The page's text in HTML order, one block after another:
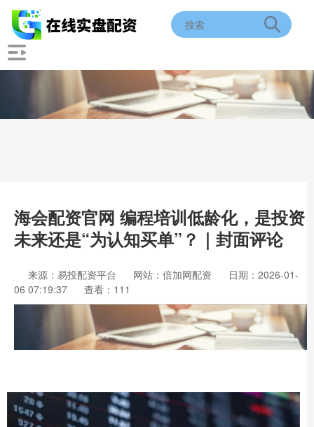
海会配资官网 编程培训低龄化，是投资
未来还是“为认知买单”？｜封面评论
来源：易投配资平台 网站：倍加网配资
日期：2026-01-
06 07:19:37
查看：111